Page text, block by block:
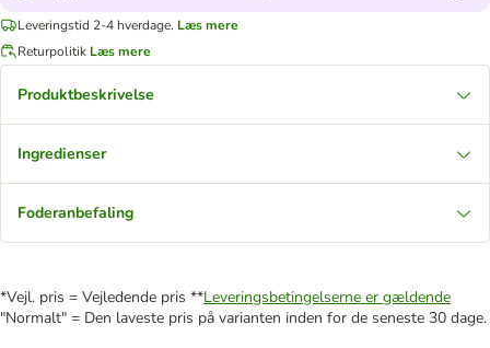
Leveringstid 2-4 hverdage. Læs mere
Returpolitik Læs mere
Produktbeskrivelse
Ingredienser
Foderanbefaling
*Vejl. pris = Vejledende pris **Leveringsbetingelserne er gældende
"Normalt" = Den laveste pris på varianten inden for de seneste 30 dage.